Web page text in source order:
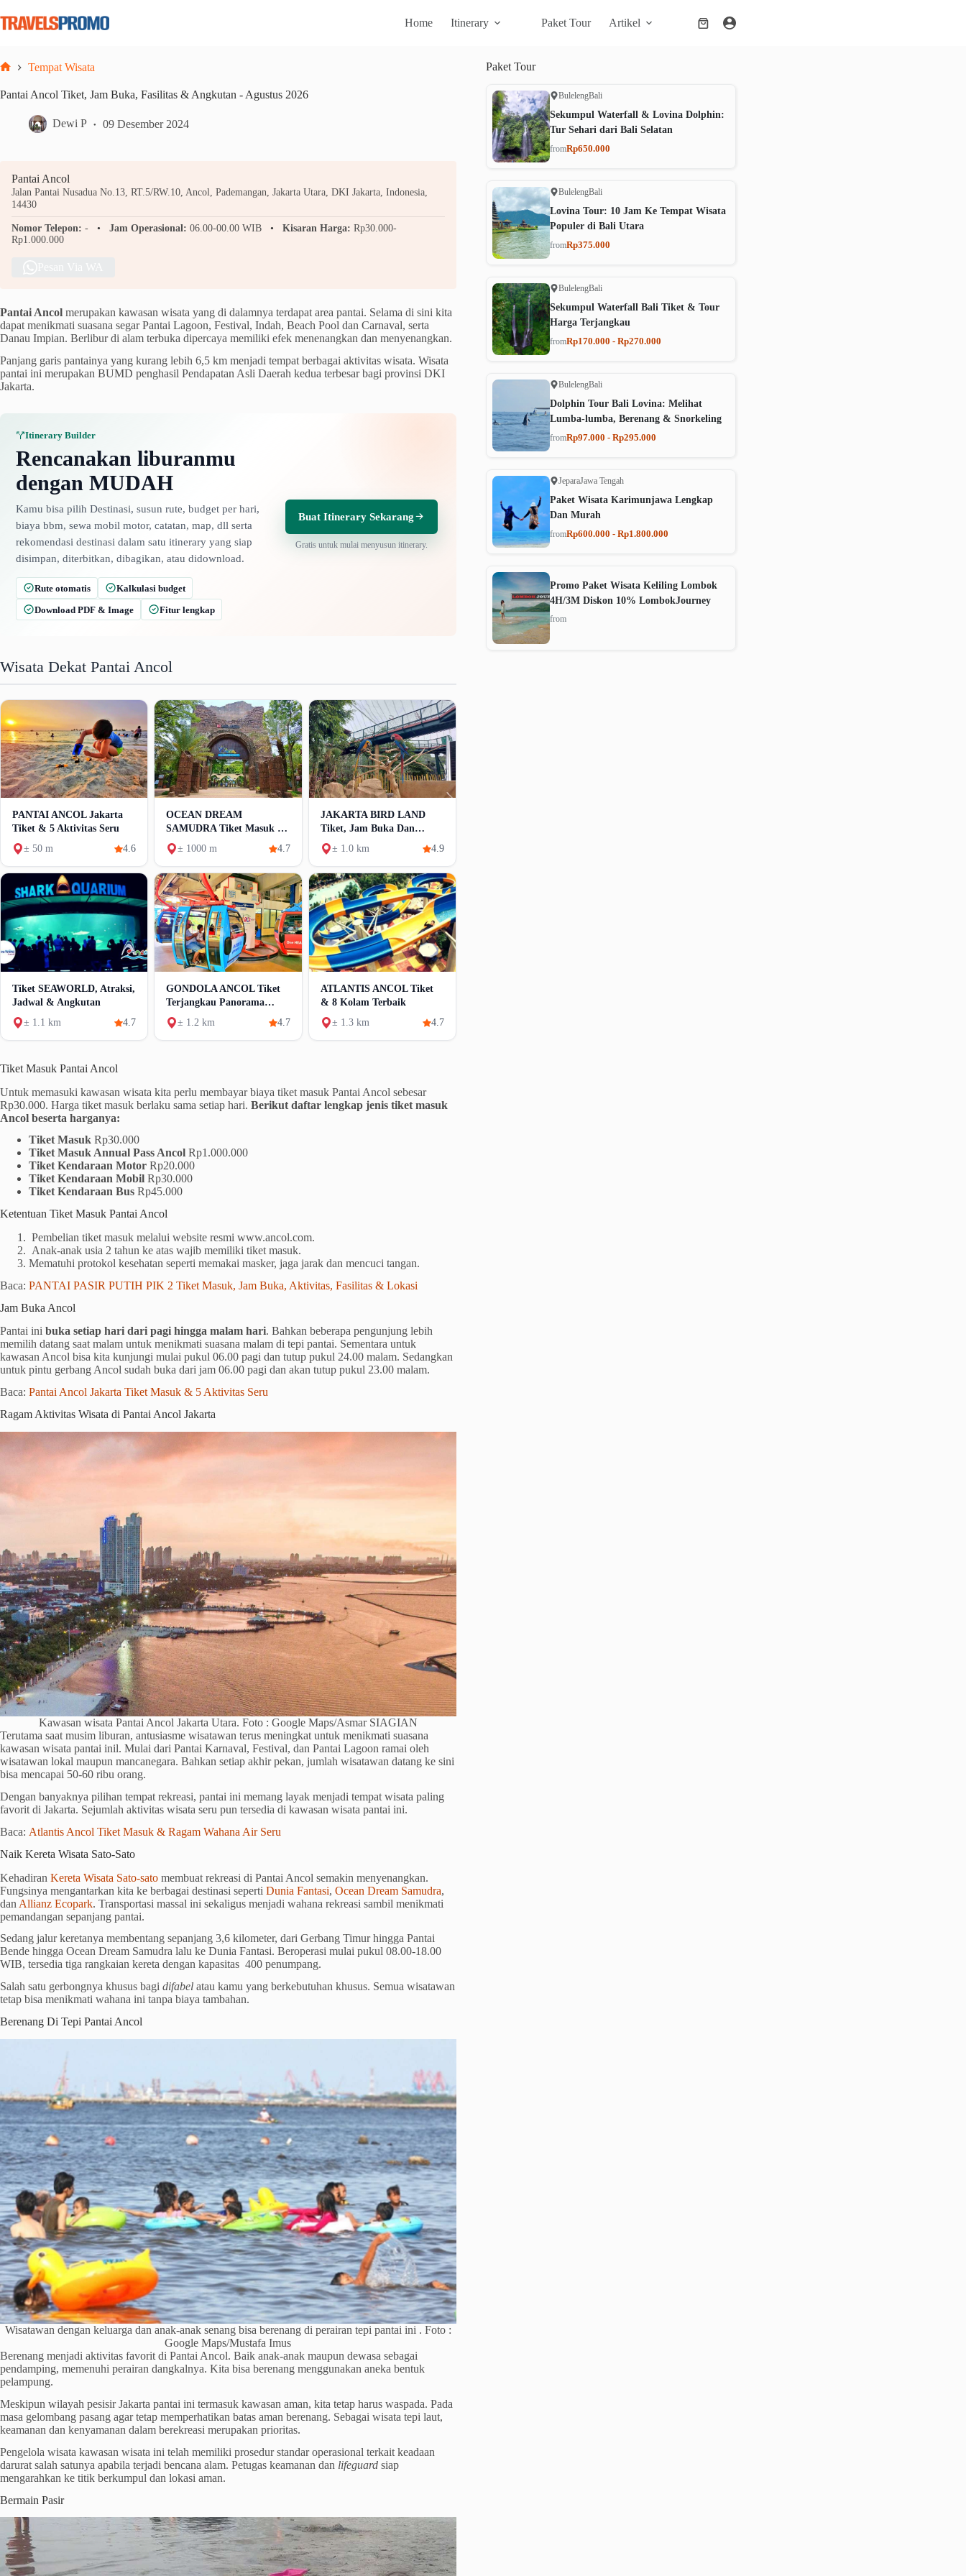
to
content
Home Itinerary Paket Tour Artikel
Shopping
Tempat Wisata
Pantai Ancol Tiket, Jam Buka, Fasilitas & Angkutan - Agustus 2026
Dewi P 09 Desember 2024
Pantai Ancol
Jalan Pantai Nusadua No.13, RT.5/RW.10, Ancol, Pademangan, Jakarta Utara, DKI Jakarta, Indonesia,
14430
Nomor Telepon: - Jam Operasional: 06.00-00.00 WIB Kisaran Harga: Rp30.000-
Rp1.000.000
Pantai Ancol merupakan kawasan wisata yang di dalamnya terdapat area pantai. Selama di sini kita
dapat menikmati suasana segar Pantai Lagoon, Festival, Indah, Beach Pool dan Carnaval, serta
Danau Impian. Berlibur di alam terbuka dipercaya memiliki efek menenangkan dan menyenangkan.
Panjang garis pantainya yang kurang lebih 6,5 km menjadi tempat berbagai aktivitas wisata. Wisata
pantai ini merupakan BUMD penghasil Pendapatan Asli Daerah kedua terbesar bagi provinsi DKI
Jakarta.
Itinerary Builder
Rencanakan liburanmu
dengan MUDAH
Kamu bisa pilih Destinasi, susun rute, budget per hari,
biaya bbm, sewa mobil motor, catatan, map, dll serta
rekomendasi destinasi dalam satu itinerary yang siap
disimpan, diterbitkan, dibagikan, atau didownload.
Rute otomatis
Kalkulasi budget
Download PDF & Image
Fitur lengkap
Buat Itinerary Sekarang
Gratis untuk mulai menyusun itinerary.
Wisata Dekat Pantai Ancol
PANTAI ANCOL Jakarta
Tiket & 5 Aktivitas Seru
± 50 m
4.6
OCEAN DREAM
SAMUDRA Tiket Masuk &
Jadwal Show
± 1000 m 4.7
JAKARTA BIRD LAND
Tiket, Jam Buka Dan
Atraksi
± 1.0 km 4.9
Tiket SEAWORLD, Atraksi,
Jadwal & Angkutan
± 1.1 km
4.7
GONDOLA ANCOL Tiket
Terjangkau Panorama
Memukau
± 1.2 km 4.7
ATLANTIS ANCOL Tiket
& 8 Kolam Terbaik
± 1.3 km
4.7
Tiket Masuk Pantai Ancol
Untuk memasuki kawasan wisata kita perlu membayar biaya tiket masuk Pantai Ancol sebesar
Rp30.000. Harga tiket masuk berlaku sama setiap hari. Berikut daftar lengkap jenis tiket masuk
Ancol beserta harganya:
Tiket Masuk Rp30.000
Tiket Masuk Annual Pass Ancol Rp1.000.000
Tiket Kendaraan Motor Rp20.000
Tiket Kendaraan Mobil Rp30.000
Tiket Kendaraan Bus Rp45.000
Ketentuan Tiket Masuk Pantai Ancol
Pembelian tiket masuk melalui website resmi www.ancol.com.
Anak-anak usia 2 tahun ke atas wajib memiliki tiket masuk.
Mematuhi protokol kesehatan seperti memakai masker, jaga jarak dan mencuci tangan.
Baca: PANTAI PASIR PUTIH PIK 2 Tiket Masuk, Jam Buka, Aktivitas, Fasilitas & Lokasi
Jam Buka Ancol
Pantai ini buka setiap hari dari pagi hingga malam hari. Bahkan beberapa pengunjung lebih
memilih datang saat malam untuk menikmati suasana malam di tepi pantai. Sementara untuk
kawasan Ancol bisa kita kunjungi mulai pukul 06.00 pagi dan tutup pukul 24.00 malam. Sedangkan
untuk pintu gerbang Ancol sudah buka dari jam 06.00 pagi dan akan tutup pukul 23.00 malam.
Baca: Pantai Ancol Jakarta Tiket Masuk & 5 Aktivitas Seru
Ragam Aktivitas Wisata di Pantai Ancol Jakarta
Kawasan wisata Pantai Ancol Jakarta Utara. Foto : Google Maps/Asmar SIAGIAN
Terutama saat musim liburan, antusiasme wisatawan terus meningkat untuk menikmati suasana
kawasan wisata pantai inil. Mulai dari Pantai Karnaval, Festival, dan Pantai Lagoon ramai oleh
wisatawan lokal maupun mancanegara. Bahkan setiap akhir pekan, jumlah wisatawan datang ke sini
bisa mencapai 50-60 ribu orang.
Dengan banyaknya pilihan tempat rekreasi, pantai ini memang layak menjadi tempat wisata paling
favorit di Jakarta. Sejumlah aktivitas wisata seru pun tersedia di kawasan wisata pantai ini.
Baca: Atlantis Ancol Tiket Masuk & Ragam Wahana Air Seru
Naik Kereta Wisata Sato-Sato
Kehadiran Kereta Wisata Sato-sato membuat rekreasi di Pantai Ancol semakin menyenangkan.
Fungsinya mengantarkan kita ke berbagai destinasi seperti Dunia Fantasi, Ocean Dream Samudra,
dan Allianz Ecopark. Transportasi massal ini sekaligus menjadi wahana rekreasi sambil menikmati
pemandangan sepanjang pantai.
Sedang jalur keretanya membentang sepanjang 3,6 kilometer, dari Gerbang Timur hingga Pantai
Bende hingga Ocean Dream Samudra lalu ke Dunia Fantasi. Beroperasi mulai pukul 08.00-18.00
WIB, tersedia tiga rangkaian kereta dengan kapasitas 400 penumpang.
Salah satu gerbongnya khusus bagi difabel atau kamu yang berkebutuhan khusus. Semua wisatawan
tetap bisa menikmati wahana ini tanpa biaya tambahan.
Berenang Di Tepi Pantai Ancol
Wisatawan dengan keluarga dan anak-anak senang bisa berenang di perairan tepi pantai ini . Foto :
Google Maps/Mustafa Imus
Berenang menjadi aktivitas favorit di Pantai Ancol. Baik anak-anak maupun dewasa sebagai
pendamping, memenuhi perairan dangkalnya. Kita bisa berenang menggunakan aneka bentuk
pelampung.
Meskipun wilayah pesisir Jakarta pantai ini termasuk kawasan aman, kita tetap harus waspada. Pada
masa gelombang pasang agar tetap memperhatikan batas aman berenang. Sebagai wisata tepi laut,
keamanan dan kenyamanan dalam berekreasi merupakan prioritas.
Pengelola wisata kawasan wisata ini telah memiliki prosedur standar operasional terkait keadaan
darurat salah satunya apabila terjadi bencana alam. Petugas keamanan dan lifeguard siap
mengarahkan ke titik berkumpul dan lokasi aman.
Bermain Pasir
Paket Tour
BulelengBali
Sekumpul Waterfall & Lovina Dolphin:
Tur Sehari dari Bali Selatan
fromRp650.000
BulelengBali
Lovina Tour: 10 Jam Ke Tempat Wisata
Populer di Bali Utara
fromRp375.000
BulelengBali
Sekumpul Waterfall Bali Tiket & Tour
Harga Terjangkau
fromRp170.000 - Rp270.000
BulelengBali
Dolphin Tour Bali Lovina: Melihat
Lumba-lumba, Berenang & Snorkeling
fromRp97.000 - Rp295.000
JeparaJawa Tengah
Paket Wisata Karimunjawa Lengkap
Dan Murah
fromRp600.000 - Rp1.800.000
Promo Paket Wisata Keliling Lombok
4H/3M Diskon 10% LombokJourney
from